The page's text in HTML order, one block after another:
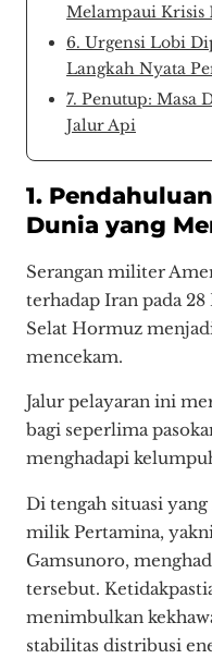
Melampaui Krisis
6. Urgensi Lobi
Langkah Nyata
7. Penutup: Masa
Jalur Api
1.
Dunia yang
Serangan militer
terhadap Iran pada
Selat Hormuz
mencekam.
Jalur pelayaran ini
bagi seperlima
menghadapi
Di tengah situasi
milik Pertamina,
Gamsunoro,
tersebut.
menimbulkan
stabilitas distribusi